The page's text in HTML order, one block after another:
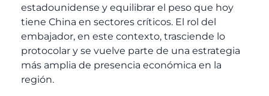
estadounidense y equilibrar el peso que hoy
tiene China en sectores críticos. El rol del
embajador, en este contexto, trasciende lo
protocolar y se vuelve parte de una estrategia
más amplia de presencia económica en la
región.